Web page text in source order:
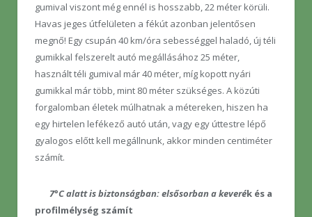
gumival viszont még ennél is hosszabb, 22 méter körüli.
Havas jeges útfelületen a fékút azonban jelentősen
megnő! Egy csupán 40 km/óra sebességgel haladó, új téli
gumikkal felszerelt autó megállásához 25 méter,
használt téli gumival már 40 méter, míg kopott nyári
gumikkal már több, mint 80 méter szükséges. A közúti
forgalomban életek múlhatnak a métereken, hiszen ha
egy hirtelen lefékező autó után, vagy egy úttestre lépő
gyalogos előtt kell megállnunk, akkor minden centiméter
számít.
7°C alatt is biztonságban: elsősorban a keverék és a
profilmélység számít